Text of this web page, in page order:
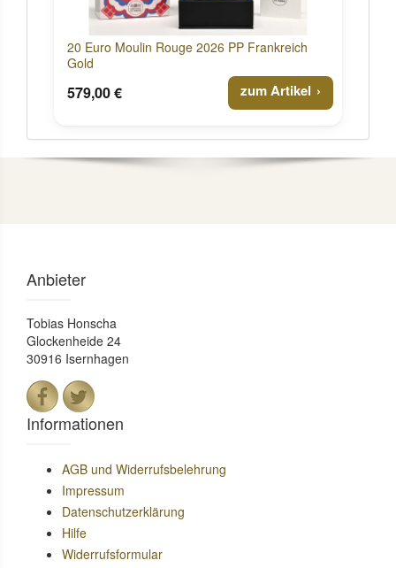
20 Euro Moulin Rouge 2026 PP Frankreich
Gold
579,00 € zum Artikel
Anbieter
Tobias Honscha
Glockenheide 24
30916 Isernhagen
Informationen
AGB und Widerrufsbelehrung
Impressum
Datenschutzerklärung
Hilfe
Widerrufsformular